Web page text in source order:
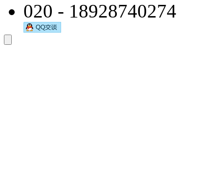
020 - 18928740274